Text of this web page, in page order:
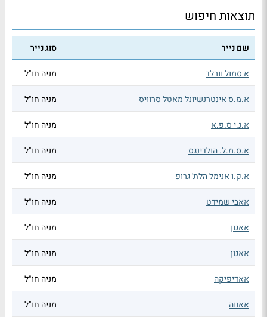
תוצאות חיפוש
שם נייר סוג נייר
א סמול וורלד מניה חו"ל
א.מ.ס אינטרנשיונל מאטל סרוויס מניה חו"ל
א.נ.י ס.פ.א מניה חו"ל
א.ס.מ.ל. הולדינגס מניה חו"ל
א.ק.ו אנימל הלת' גרופ מניה חו"ל
אאבי שמידט מניה חו"ל
אאגון מניה חו"ל
אאגון מניה חו"ל
אאדיפיקה מניה חו"ל
אאווה מניה חו"ל